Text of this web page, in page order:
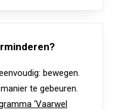
bewegen.
te gebeuren.
‘Vaarwel